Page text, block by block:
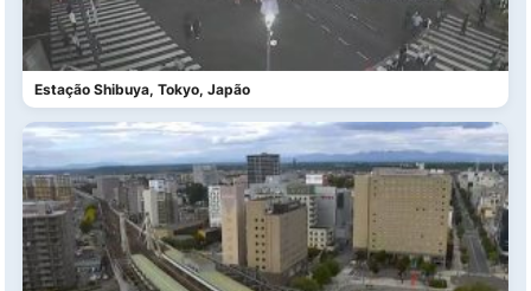
Estação Shibuya, Tokyo, Japão